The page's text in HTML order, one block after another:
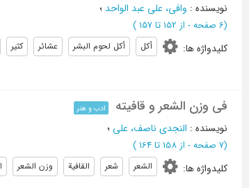
نویسنده : وافی، علی عبد الواحد ؛
(‎6 صفحه - از 152 تا 157 )
کلیدواژه ها: أکل أکل لحوم البشر عشائر کثیر
فی وزن الشعر و قافیته ادب و هنر
نویسنده : النجدی ناصف، علی ؛
(‎7 صفحه - از 158 تا 164 )
کلیدواژه ها: الشعر شعر القافیة وزن الشعر